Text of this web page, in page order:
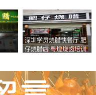
深圳学员烧腊快餐厅 肥
仔烧腊店 粤煌烧卤培训